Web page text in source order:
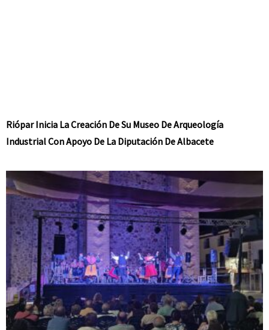
Riópar Inicia La Creación De Su Museo De Arqueología
Industrial Con Apoyo De La Diputación De Albacete